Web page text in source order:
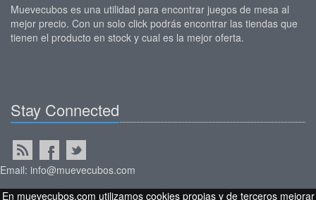
Muevecubos es una utilidad para encontrar juegos de mesa al
mejor precio. Con un solo click podrás encontrar las tiendas que
tienen el producto en stock y cual es la mejor oferta.
Stay Connected
Email: info@muevecubos.com
En muevecubos.com utilizamos cookies propias y de terceros mejorar